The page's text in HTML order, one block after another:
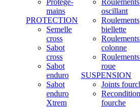
Protège-
mains
PROTECTION
Semelle
cross
Sabot
cross
Sabot
enduro
Sabot
enduro
Xtrem
oscillant
Roulements
biellette
colonne
roue
SUSPENSION
Joints
fourche